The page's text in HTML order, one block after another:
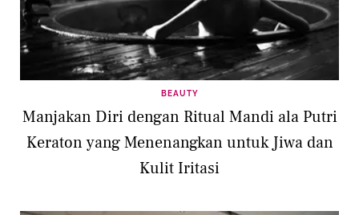
BEAUTY
Manjakan Diri dengan Ritual Mandi ala Putri
Keraton yang Menenangkan untuk Jiwa dan
Kulit Iritasi